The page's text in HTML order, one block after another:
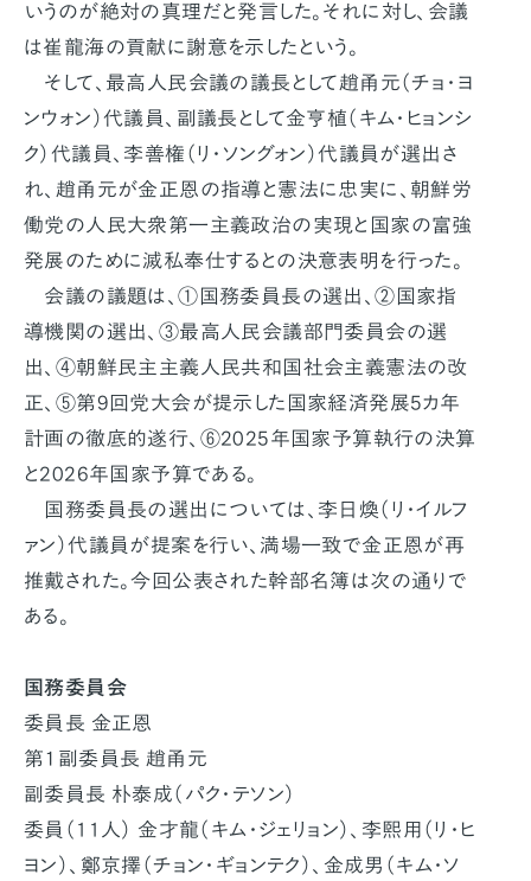
いうのが絶対の真理だと発言した。それに対し、会議
は崔龍海の貢献に謝意を示したという。
そして、最高人民会議の議長として趙甬元（チョ・ヨ
ンウォン）代議員、副議長として金亨植（キム・ヒョンシ
ク）代議員、李善権（リ・ソングォン）代議員が選出さ
れ、趙甬元が金正恩の指導と憲法に忠実に、朝鮮労
働党の人民大衆第一主義政治の実現と国家の富強
発展のために滅私奉仕するとの決意表明を行った。
会議の議題は、①国務委員長の選出、②国家指
導機関の選出、③最高人民会議部門委員会の選
出、④朝鮮民主主義人民共和国社会主義憲法の改
正、⑤第9回党大会が提示した国家経済発展5カ年
計画の徹底的遂行、⑥2025年国家予算執行の決算
と2026年国家予算である。
国務委員長の選出については、李日煥（リ・イルフ
ァン）代議員が提案を行い、満場一致で金正恩が再
推戴された。今回公表された幹部名簿は次の通りで
ある。
国務委員会
委員長 金正恩
第１副委員長 趙甬元
副委員長 朴泰成（パク・テソン）
委員（11人） 金才龍（キム・ジェリョン）、李煕用（リ・ヒ
ヨン）、鄭京擇（チョン・ギョンテク）、金成男（キム・ソ